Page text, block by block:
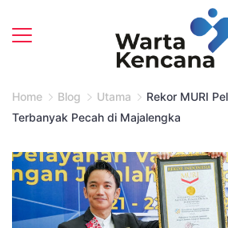
to
Home Blog Utama
Rekor MURI
Terbanyak Pecah di Majalengka